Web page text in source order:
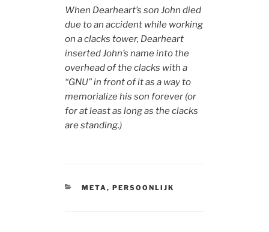
When Dearheart’s son John died
due to an accident while working
on a clacks tower, Dearheart
inserted John’s name into the
overhead of the clacks with a
“GNU” in front of it as a way to
memorialize his son forever (or
for at least as long as the clacks
are standing.)
CATEGORIES
META, PERSOONLIJK